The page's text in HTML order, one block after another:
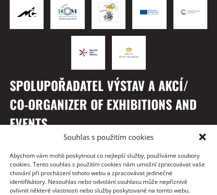
Souhlas s použitím cookies
Abychom vám mohli poskytnout co nejlepší služby, používáme soubory
cookies. Tento souhlas s použitím cookies nám umožní zpracovávat vaše
chování při procházení tohoto webu a zpracovávat jedinečné
identifikátory. Nesouhlas nebo odvolání souhlasu může nepříznivě
ovlivnit některé vlastnosti nebo služby poskytované na tomto webu.
SPOLUPOŘADATEL VÝSTAV A AKCÍ/
CO-ORGANIZER OF EXHIBITIONS AND
EVENTS